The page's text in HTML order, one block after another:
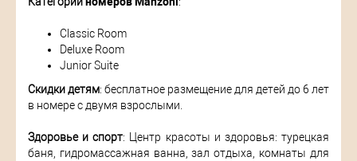
Classic Room
Deluxe Room
Junior Suite
Скидки детям: бесплатное размещение для детей до 6 лет
в номере с двумя взрослыми.
Здоровье и спорт: Центр красоты и здоровья: турецкая
баня, гидромассажная ванна, зал отдыха, комнаты для